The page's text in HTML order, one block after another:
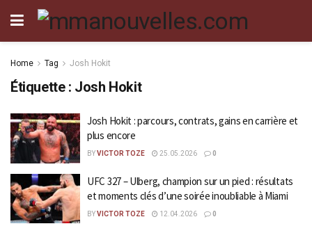
Home Tag Josh Hokit
Étiquette : Josh Hokit
Josh Hokit : parcours, contrats, gains en carrière et
plus encore
BYVICTOR TOZE 25.05.2026 0
UFC 327 – Ulberg, champion sur un pied : résultats
et moments clés d’une soirée inoubliable à Miami
BYVICTOR TOZE 12.04.2026 0